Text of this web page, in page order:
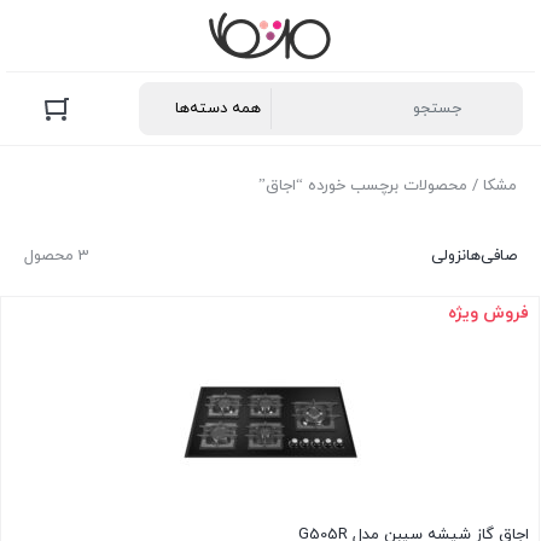
مشکا / محصولات برچسب خورده “اجاق”
3 محصول صافی‌هانزولی
فروش ویژه
اجاق گاز شیشه سیبن مدل G505R